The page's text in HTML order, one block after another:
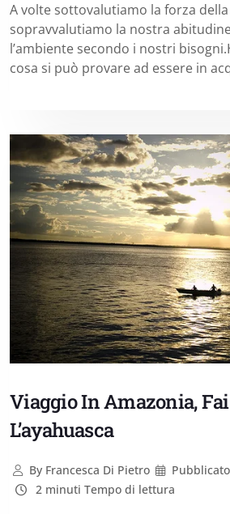
A volte sottovalutiamo la forza
sopravvalutiamo la nostra
l’ambiente secondo i nostri
cosa si può provare ad essere in
Viaggio In Amazonia,
L’ayahuasca
ByFrancesca Di Pietro
2 minuti Tempo di lettura